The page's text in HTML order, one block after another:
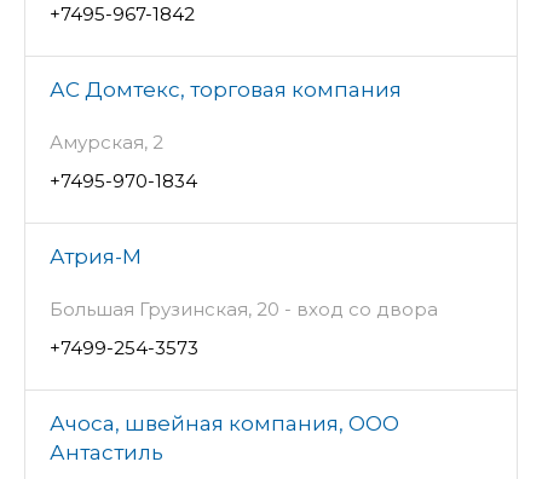
+7495-967-1842
АС Домтекс, торговая компания
Амурская, 2
+7495-970-1834
Атрия-М
Большая Грузинская, 20 - вход со двора
+7499-254-3573
Ачоса, швейная компания, ООО
Антастиль